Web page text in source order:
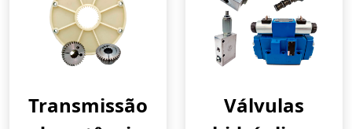
Transmissão
Válvulas